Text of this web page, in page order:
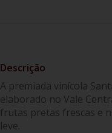
A premiada vinícola
elaborado no Vale
frutas pretas frescas e
leve.